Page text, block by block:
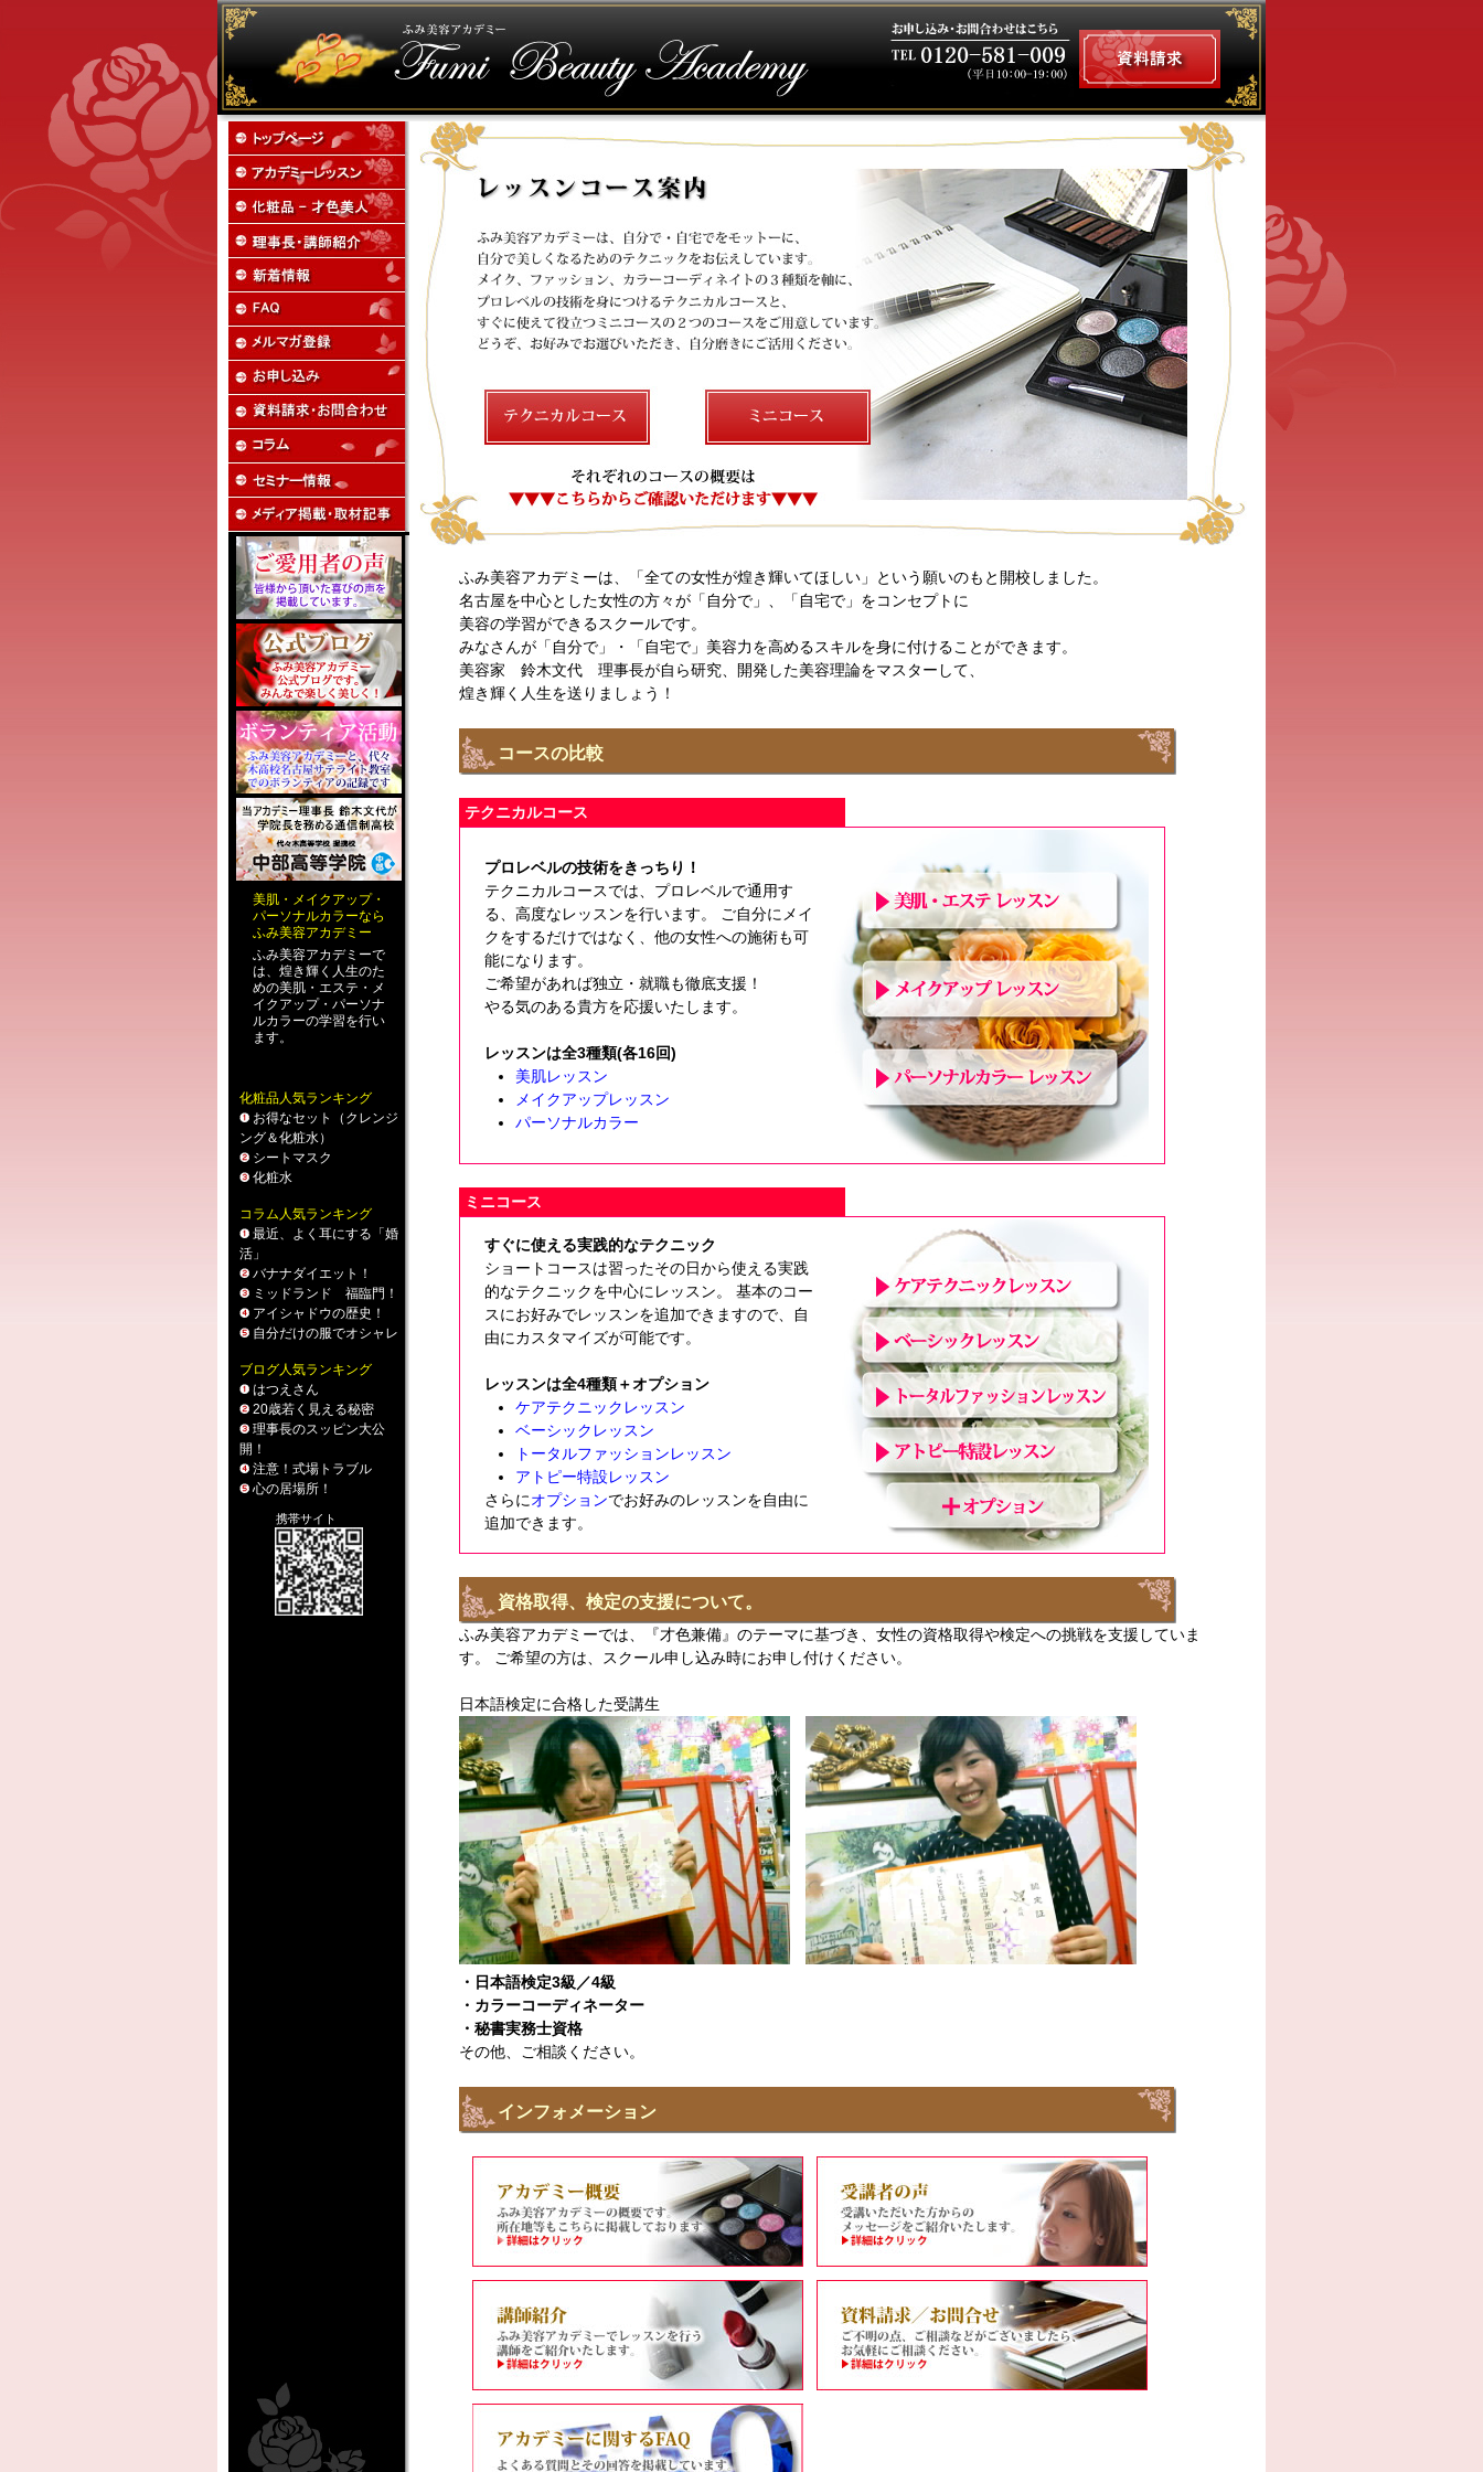
美肌 ・ メイクアップ・
パーソナルカラーなら
ふみ美容アカデミー
ふみ美容アカデミーで
は、煌き輝く人生のた
めの美肌・エステ ・ メ
イクアップ・ パーソナ
ルカラーの学習を行い
ます。
化粧品人気ランキング
お得なセット（クレンジ
ング＆化粧水）
シートマスク
化粧水
コラム人気ランキング
最近、よく耳にする「婚
活」
バナナダイエット！
ミッドランド 福臨門！
アイシャドウの歴史！
自分だけの服でオシャレ
ブログ人気ランキング
はつえさん
20歳若く見える秘密
理事長のスッピン大公
開！
注意！式場トラブル
心の居場所！
携帯サイト
ふみ美容アカデミーは、「全ての女性が煌き輝いてほしい」という願いのもと開校しました。
名古屋を中心とした女性の方々が「自分で」、「自宅で」をコンセプトに
美容の学習ができるスクールです。
みなさんが「自分で」・「自宅で」美容力を高めるスキルを身に付けることができます。
美容家 鈴木文代 理事長が自ら研究、開発した美容理論をマスターして、
煌き輝く人生を送りましょう！
コースの比較
テクニカルコース
プロレベルの技術をきっちり！
テクニカルコースでは、プロレベルで通用す
る、高度なレッスンを行います。 ご自分にメイ
クをするだけではなく、他の女性への施術も可
能になります。
ご希望があれば独立・就職も徹底支援！
やる気のある貴方を応援いたします。
レッスンは全3種類(各16回)
美肌レッスン
メイクアップレッスン
パーソナルカラー
ミニコース
すぐに使える実践的なテクニック
ショートコースは習ったその日から使える実践
的なテクニックを中心にレッスン。 基本のコー
スにお好みでレッスンを追加できますので、自
由にカスタマイズが可能です。
レッスンは全4種類＋オプション
ケアテクニックレッスン
ベーシックレッスン
トータルファッションレッスン
アトピー特設レッスン
さらにオプションでお好みのレッスンを自由に
追加できます。
資格取得、検定の支援について。
ふみ美容アカデミーでは、『才色兼備』のテーマに基づき、女性の資格取得や検定への挑戦を支援していま
す。 ご希望の方は、スクール申し込み時にお申し付けください。
日本語検定に合格した受講生
・日本語検定3級／4級
・カラーコーディネーター
・秘書実務士資格
その他、ご相談ください。
インフォメーション